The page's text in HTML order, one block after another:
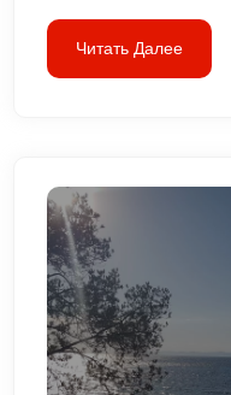
Читать Далее